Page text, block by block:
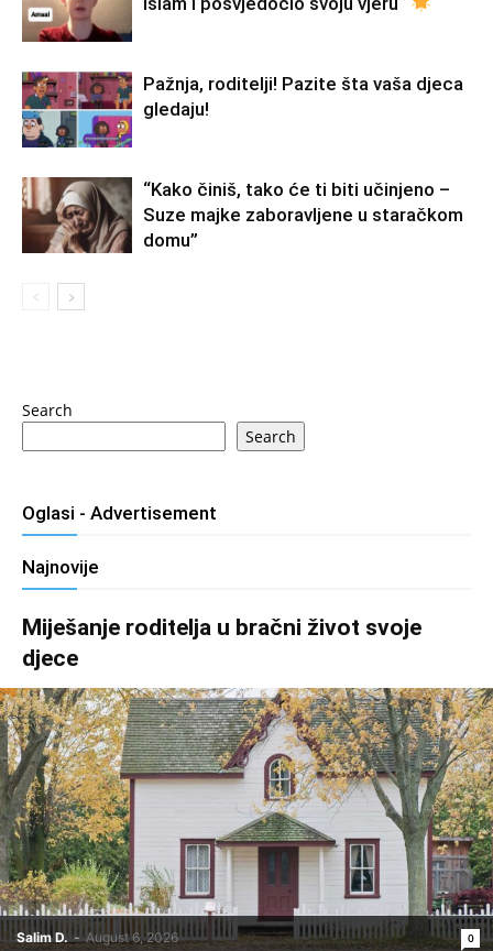
Pažnja, roditelji! Pazite šta vaša djeca
gledaju!
“Kako činiš, tako će ti biti učinjeno –
Suze majke zaboravljene u staračkom
domu”
Search
Search
Oglasi - Advertisement
Najnovije
Miješanje roditelja u bračni život svoje
djece
Salim D. - August 6, 2026 0